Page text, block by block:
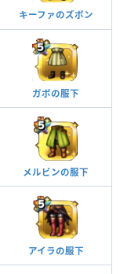
キーファのズボン
ガボの服下
メルビンの服下
アイラの服下